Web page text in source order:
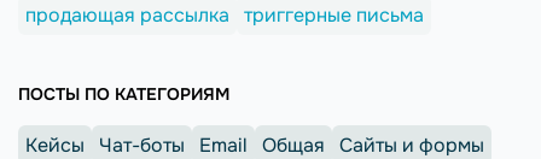
продающая рассылка
триггерные письма
ПОСТЫ ПО КАТЕГОРИЯМ
Кейсы Чат-боты Email Общая
Сайты и формы